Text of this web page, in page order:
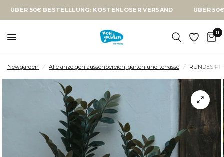
BESTELLLUNG: KOSTENLOSER VERSAND ÜBER 50€
0
Newgarden / Alle anzeigen aussenbereich, garten und terrasse / RUNDES